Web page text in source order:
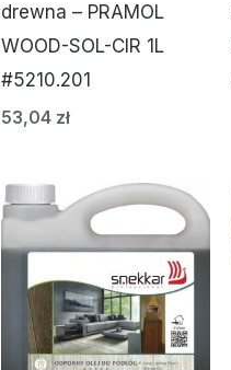
drewna – PRAMOL
WOOD-SOL-CIR 1L
#5210.201
53,04 zł